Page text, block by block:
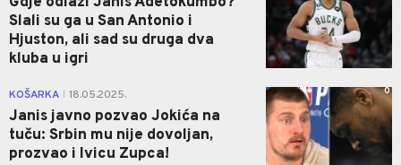
Slali su ga u San Antonio i
Hjuston, ali sad su druga dva
kluba u igri
KOŠARKA 18.05.2025.
Janis javno pozvao Jokića na
tuču: Srbin mu nije dovoljan,
prozvao i Ivicu Zupca!
0